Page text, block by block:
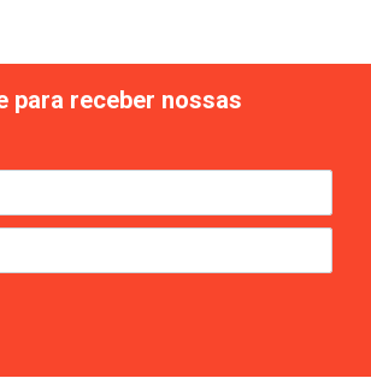
para receber nossas